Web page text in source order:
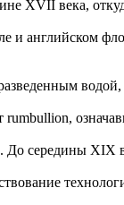
XVII века,
и английском
середины XIX